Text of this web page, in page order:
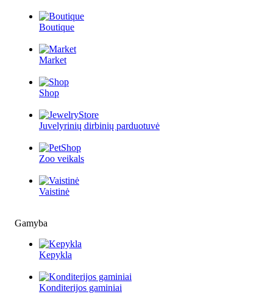
Boutique
Market
Shop
Juvelyrinių dirbinių parduotuvė
Zoo veikals
Vaistinė
Gamyba
Kepykla
Konditerijos gaminiai